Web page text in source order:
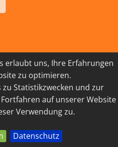
erlaubt uns, Ihre Erfahrungen
zu optimieren.
Statistikzwecken und zur
auf unserer Website
Verwendung zu.
Datenschutz
- Diözese Innsbruck
LINKSAMMLUNG
KONTAKT
powered by webEdition CMS